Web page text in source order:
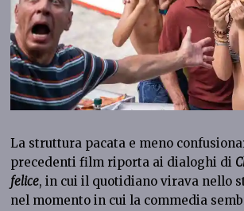
La struttura pacata e meno
precedenti film riporta ai dialoghi di
felice, in cui il quotidiano virava nello
nel momento in cui la commedia